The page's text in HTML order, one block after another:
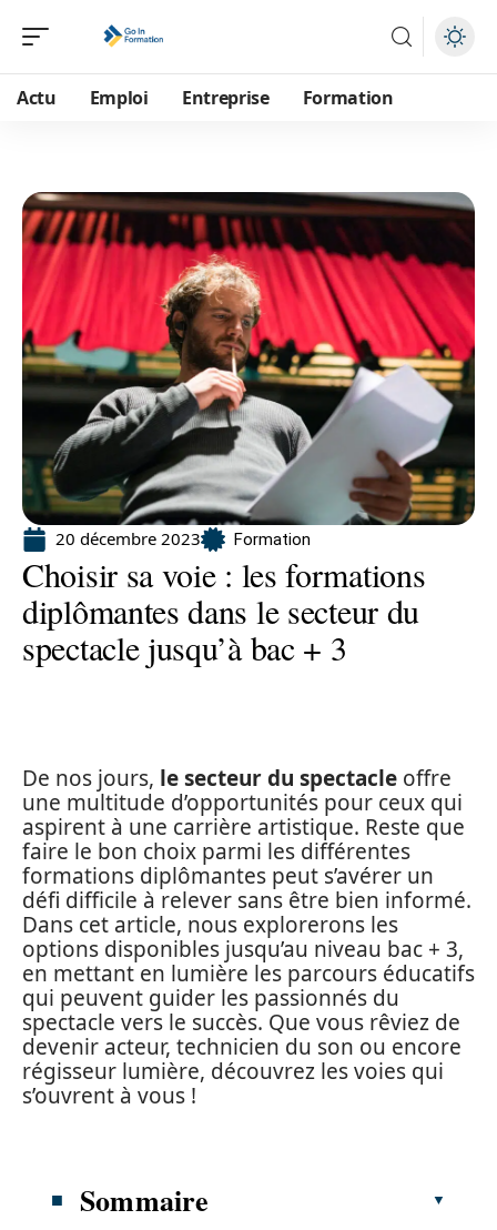
Actu Emploi Entreprise Formation
20 décembre 2023 Formation
Choisir sa voie : les formations
diplômantes dans le secteur du
spectacle jusqu’à bac + 3
De nos jours, le secteur du spectacle offre
une multitude d’opportunités pour ceux qui
aspirent à une carrière artistique. Reste que
faire le bon choix parmi les différentes
formations diplômantes peut s’avérer un
défi difficile à relever sans être bien informé.
Dans cet article, nous explorerons les
options disponibles jusqu’au niveau bac + 3,
en mettant en lumière les parcours éducatifs
qui peuvent guider les passionnés du
spectacle vers le succès. Que vous rêviez de
devenir acteur, technicien du son ou encore
régisseur lumière, découvrez les voies qui
s’ouvrent à vous !
Sommaire